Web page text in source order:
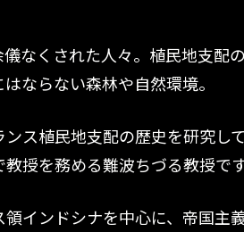
なくされた人々。植民地支配
ならない森林や自然環境。
ス植民地支配の歴史を研究し
授を務める難波ちづる教授です
インドシナを中心に、帝国主